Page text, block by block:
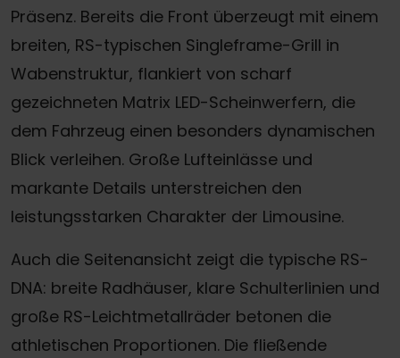
Präsenz. Bereits die Front überzeugt mit einem
breiten, RS-typischen Singleframe-Grill in
Wabenstruktur, flankiert von scharf
gezeichneten Matrix LED-Scheinwerfern, die
dem Fahrzeug einen besonders dynamischen
Blick verleihen. Große Lufteinlässe und
markante Details unterstreichen den
leistungsstarken Charakter der Limousine.
Auch die Seitenansicht zeigt die typische RS-
DNA: breite Radhäuser, klare Schulterlinien und
große RS-Leichtmetallräder betonen die
athletischen Proportionen. Die fließende